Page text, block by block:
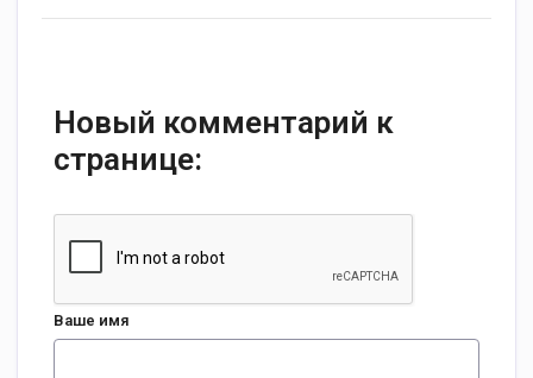
Новый комментарий к
странице:
Ваше имя